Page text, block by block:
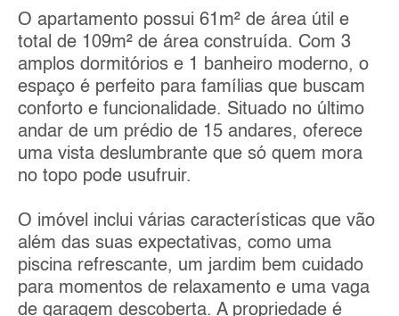
O apartamento possui 61m² de área útil e
total de 109m² de área construída. Com 3
amplos dormitórios e 1 banheiro moderno, o
espaço é perfeito para famílias que buscam
conforto e funcionalidade. Situado no último
andar de um prédio de 15 andares, oferece
uma vista deslumbrante que só quem mora
no topo pode usufruir.
O imóvel inclui várias características que vão
além das suas expectativas, como uma
piscina refrescante, um jardim bem cuidado
para momentos de relaxamento e uma vaga
de garagem descoberta. A propriedade é